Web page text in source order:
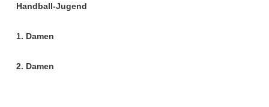
Handball-Jugend
1. Damen
2. Damen